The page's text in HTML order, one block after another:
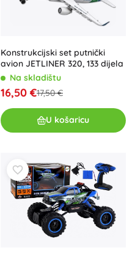
Konstrukcijski set putnički
avion JETLINER 320, 133 dijela
Na skladištu
16,50 €17,50 €
U košaricu